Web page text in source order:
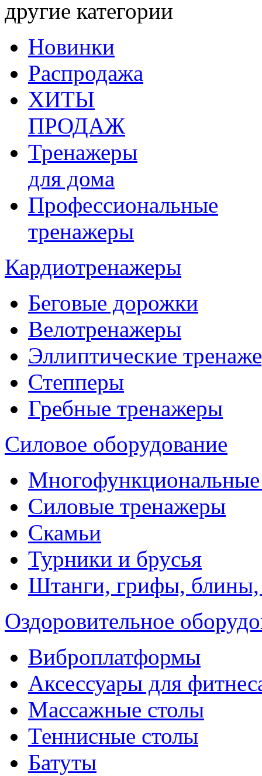
другие категории
Новинки
Распродажа
ХИТЫ
ПРОДАЖ
Тренажеры
для дома
Профессиональные
тренажеры
Кардиотренажеры
Беговые дорожки
Велотренажеры
Эллиптические
Степперы
Гребные тренажеры
Силовое оборудование
Силовые тренажеры
Скамьи
Турники и брусья
Штанги, грифы, блины,
Оздоровительное
Виброплатформы
Аксессуары для
Массажные столы
Теннисные столы
Батуты